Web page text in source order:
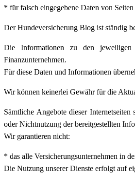
* für falsch eingegebene Daten von
Der Hundeversicherung Blog ist ständig
Die Informationen zu den jeweiligen
Finanzunternehmen.
Für diese Daten und Informationen
Wir können keinerlei Gewähr für die
Sämtliche Angebote dieser
oder Nichtnutzung der bereitgestellten
Wir garantieren nicht:
* das alle Versicherungsunternehmen in
Die Nutzung unserer Dienste erfolgt auf